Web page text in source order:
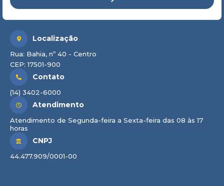
Localização
Rua: Bahia, nº 40 - Centro
CEP: 17501-900
Contato
(14) 3402-6000
Atendimento
Atendimento de Segunda-feira a Sexta-feira das 08 às 17
horas
CNPJ
44.477.909/0001-00